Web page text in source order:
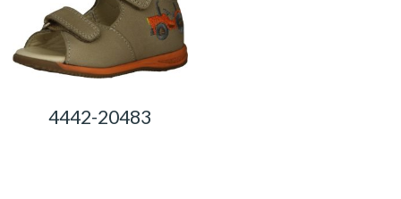
4442-20483